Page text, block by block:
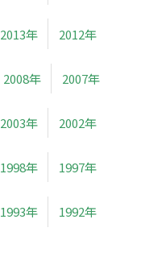
2013年 2012年
2008年 2007年
2003年 2002年
1998年 1997年
1993年 1992年